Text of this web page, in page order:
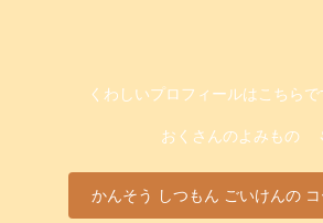
くわしいプロフィールはこちらで
おくさんのよみもの
かんそう しつもん ごいけんの